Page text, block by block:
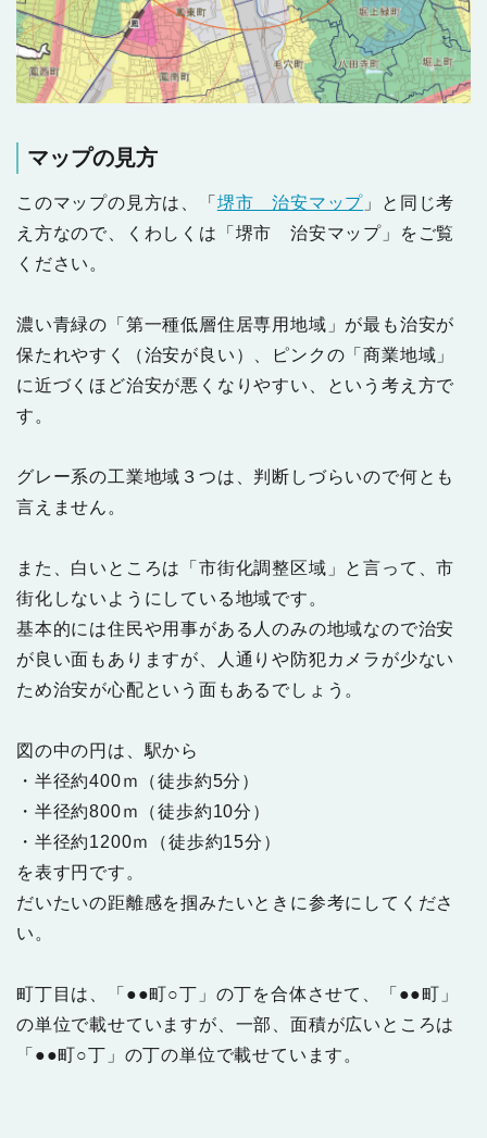
マップの見方
このマップの見方は、「 堺市 治安マップ 」と同じ考
え方なので、くわしくは「堺市 治安マップ」をご覧
ください。
濃い青緑の「第一種低層住居専用地域」が最も治安が
保たれやすく（治安が良い）、ピンクの「商業地域」
に近づくほど治安が悪くなりやすい、という考え方で
す。
グレー系の工業地域３つは、判断しづらいので何とも
言えません。
また、白いところは「市街化調整区域」と言って、市
街化しないようにしている地域です。
基本的には住民や用事がある人のみの地域なので治安
が良い面もありますが、人通りや防犯カメラが少ない
ため治安が心配という面もあるでしょう。
図の中の円は、駅から
・半径約400ｍ（徒歩約5分）
・半径約800ｍ（徒歩約10分）
・半径約1200ｍ（徒歩約15分）
を表す円です。
だいたいの距離感を掴みたいときに参考にしてくださ
い。
町丁目は、「●●町○丁」の丁を合体させて、「●●町」
の単位で載せていますが、一部、面積が広いところは
「●●町○丁」の丁の単位で載せています。